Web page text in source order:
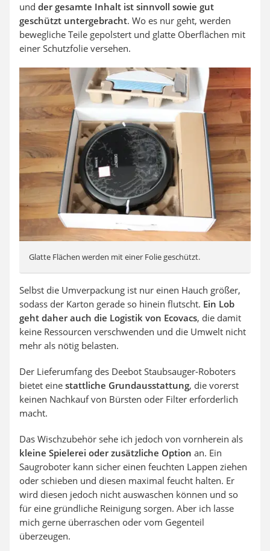
und der gesamte Inhalt ist sinnvoll sowie gut
geschützt untergebracht. Wo es nur geht, werden
bewegliche Teile gepolstert und glatte Oberflächen mit
einer Schutzfolie versehen.
Glatte Flächen werden mit einer Folie geschützt.
Selbst die Umverpackung ist nur einen Hauch größer,
sodass der Karton gerade so hinein flutscht. Ein Lob
geht daher auch die Logistik von Ecovacs, die damit
keine Ressourcen verschwenden und die Umwelt nicht
mehr als nötig belasten.
Der Lieferumfang des Deebot Staubsauger-Roboters
bietet eine stattliche Grundausstattung, die vorerst
keinen Nachkauf von Bürsten oder Filter erforderlich
macht.
Das Wischzubehör sehe ich jedoch von vornherein als
kleine Spielerei oder zusätzliche Option an. Ein
Saugroboter kann sicher einen feuchten Lappen ziehen
oder schieben und diesen maximal feucht halten. Er
wird diesen jedoch nicht auswaschen können und so
für eine gründliche Reinigung sorgen. Aber ich lasse
mich gerne überraschen oder vom Gegenteil
überzeugen.